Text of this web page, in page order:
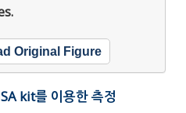
Original Figure
kit를 이용한 측정